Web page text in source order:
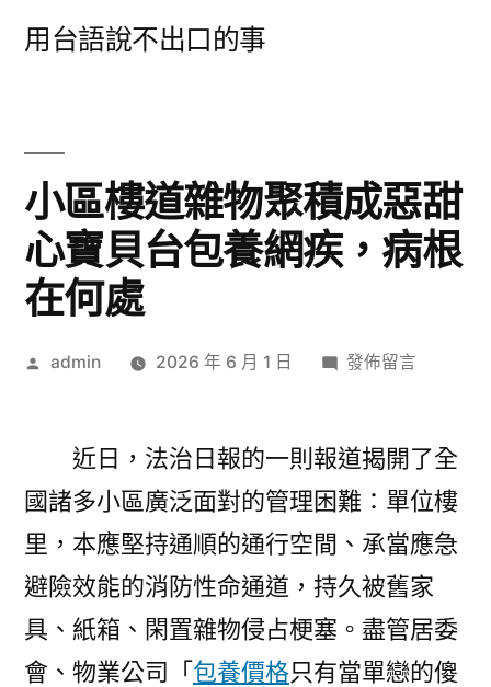
用台語說不出口的事
小區樓道雜物聚積成惡甜
心寶貝台包養網疾，病根
在何處
作
admin 2026 年 6 月 1 日
在
樓
道
雜
物
聚
成
惡
發佈留言
近日，法治日報的一則報道揭開了全
國諸多小區廣泛面對的管理困難：單位樓
里，本應堅持通順的通行空間、承當應急
避險效能的消防性命通道，持久被舊家
具、紙箱、閑置雜物侵占梗塞。盡管居委
會、物業公司「包養價格只有當單戀的傻